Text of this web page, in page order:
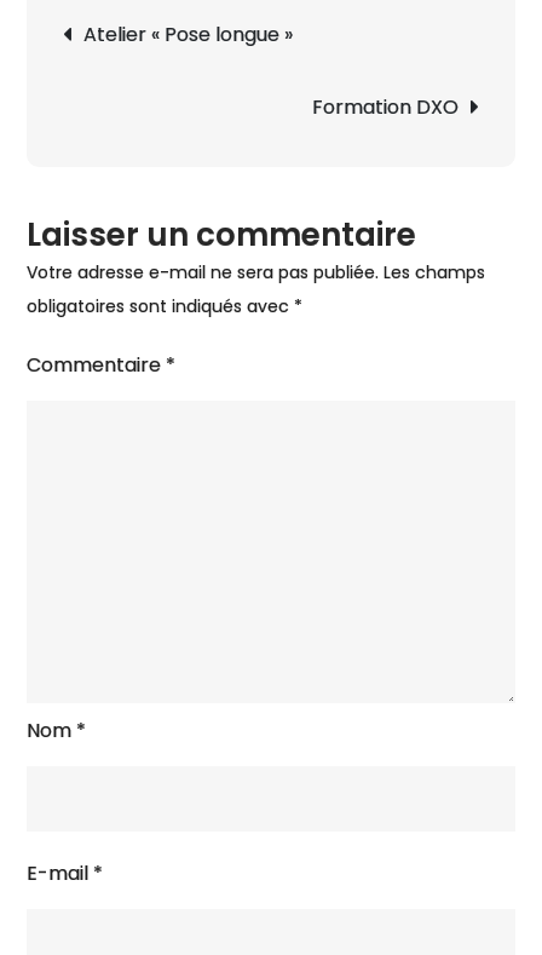
deAtelier « Pose longue »
Formation DXO
Laisser un commentaire
Votre adresse e-mail ne sera pas publiée. Les champs
obligatoires sont indiqués avec *
Commentaire *
Nom *
E-mail *